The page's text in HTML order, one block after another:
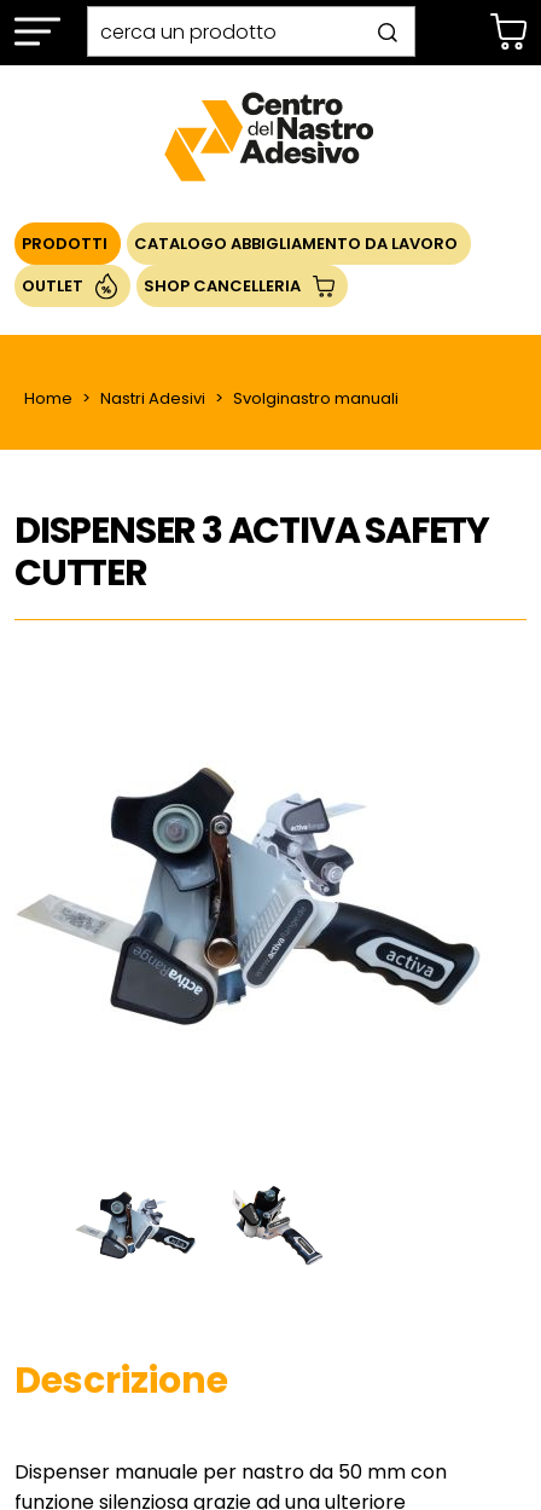
PRODOTTI
CATALOGO ABBIGLIAMENTO DA LAVORO
OUTLET
SHOP CANCELLERIA
Home Nastri Adesivi Svolginastro manuali
DISPENSER 3 ACTIVA SAFETY
CUTTER
Descrizione
Dispenser manuale per nastro da 50 mm con
funzione silenziosa grazie ad una ulteriore